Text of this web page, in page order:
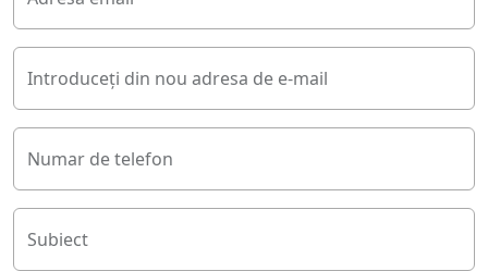
Introduceți din nou adresa de e-mail
Numar de telefon
Subiect